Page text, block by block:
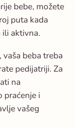
bebe, možete
puta kada
ili aktivna.
beba treba
pedijatriji. Za
na
praćenje i
vašeg